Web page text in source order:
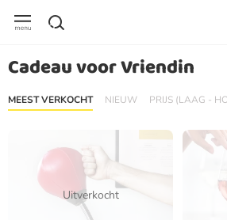
Cadeau voor Vriendin
MEEST VERKOCHT NIEUW PRIJS (LAAG -
Uitverkocht